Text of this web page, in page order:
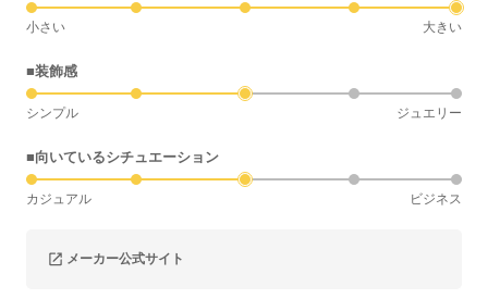
小さい 大きい
■装飾感
シンプル ジュエリー
■向いているシチュエーション
カジュアル ビジネス
メーカー公式サイト